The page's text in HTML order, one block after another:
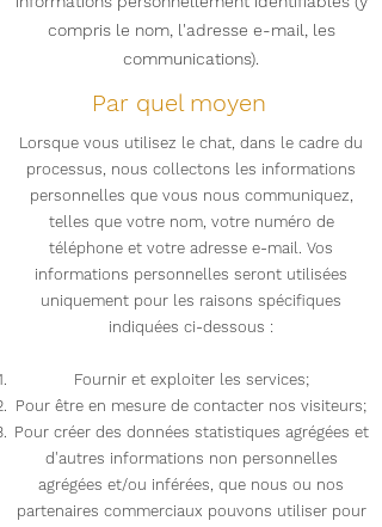
compris le nom, l'adresse e-mail, les
communications).
Par quel moyen
Lorsque vous utilisez le chat, dans le cadre du
processus, nous collectons les informations
personnelles que vous nous communiquez,
telles que votre nom, votre numéro de
téléphone et votre adresse e-mail. Vos
informations personnelles seront utilisées
uniquement pour les raisons spécifiques
indiquées ci-dessous :
Fournir et exploiter les services;
Pour être en mesure de contacter nos visiteurs;
Pour créer des données statistiques agrégées et
d'autres informations non personnelles
agrégées et/ou inférées, que nous ou nos
partenaires commerciaux pouvons utiliser pour